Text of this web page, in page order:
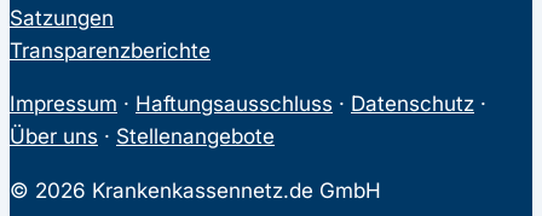
Satzungen
Transparenzberichte
Impressum · Haftungsausschluss · Datenschutz ·
Über uns · Stellenangebote
© 2026 Krankenkassennetz.de GmbH